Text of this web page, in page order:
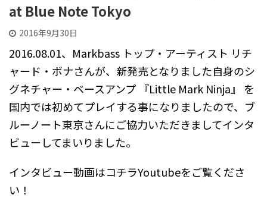
at Blue Note Tokyo
2016年9月30日
2016.08.01、Markbass トップ・アーティスト リチ
ャード・ボナさんが、新発売となりました自身のシ
グネチャー・ベースアンプ 『Little Mark Ninja』 を
国内では初めてプレイする事になりましたので、ブ
ルーノート東京さんにご協力いただきましてインタ
ビューしてまいりました。
インタビュー動画はコチラYoutubeをご覧くださ
い！